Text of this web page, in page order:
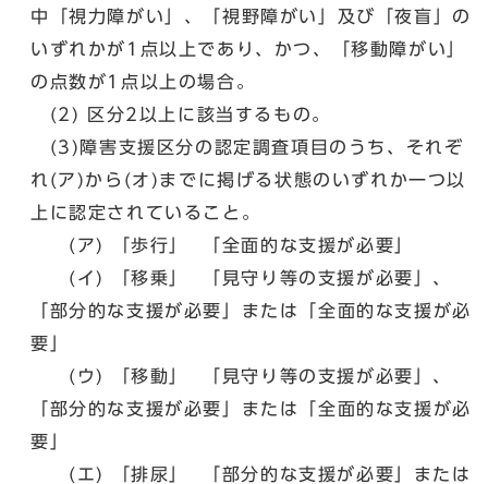
中「視力障がい」、「視野障がい」及び「夜盲」の
いずれかが1点以上であり、かつ、「移動障がい」
の点数が1点以上の場合。
(2) 区分2以上に該当するもの。
(3)障害支援区分の認定調査項目のうち、それぞ
れ(ア)から(オ)までに掲げる状態のいずれか一つ以
上に認定されていること。
(ア) 「歩行」 「全面的な支援が必要」
(イ) 「移乗」 「見守り等の支援が必要」、
「部分的な支援が必要」または「全面的な支援が必
要」
(ウ) 「移動」 「見守り等の支援が必要」、
「部分的な支援が必要」または「全面的な支援が必
要」
(エ) 「排尿」 「部分的な支援が必要」または